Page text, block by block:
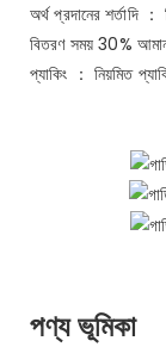
অর্থ প্রদানের শর্তাদি
বিতরণ সময় 30%
প্যাকিং ： নিয়মিত
পণ্য ভূমিকা